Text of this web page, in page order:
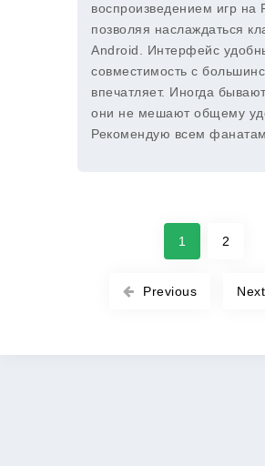
воспроизведением игр на
позволяя наслаждаться
Android. Интерфейс
совместимость с
впечатляет. Иногда
они не мешают общему
Рекомендую всем
Previous
1 2
Next